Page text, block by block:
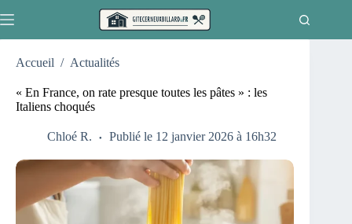
au
Accueil / Actualités
« En France, on rate presque toutes les pâtes » : les
Italiens choqués
Chloé R. Publié le 12 janvier 2026 à 16h32